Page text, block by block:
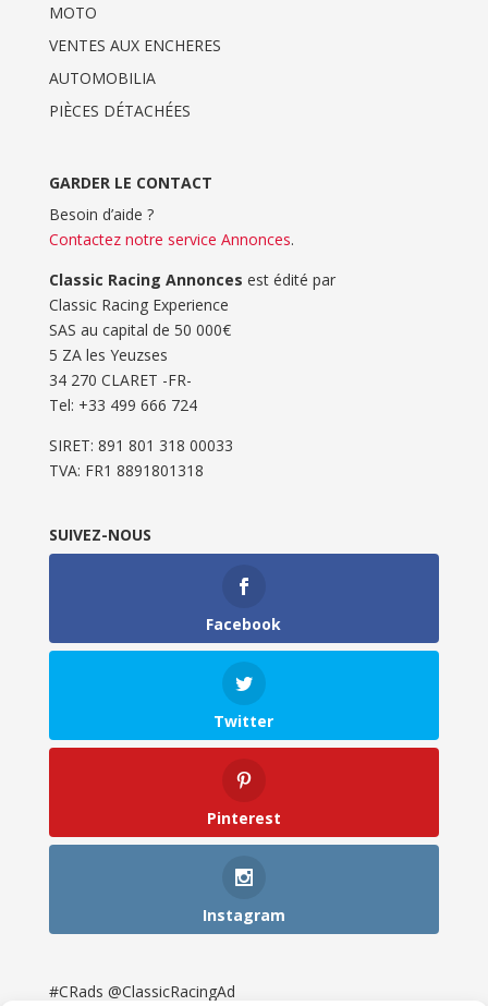
MOTO
VENTES AUX ENCHERES
AUTOMOBILIA
PIÈCES DÉTACHÉES
GARDER LE CONTACT
Besoin d’aide ?
Contactez notre service Annonces.
Classic Racing Annonces est édité par
Classic Racing Experience
SAS au capital de 50 000€
5 ZA les Yeuzses
34 270 CLARET -FR-
Tel: ‭+33 499 666 724‬
SIRET: 891 801 318 00033
TVA: FR1 8891801318
SUIVEZ-NOUS
Facebook
Twitter
Pinterest
Instagram
#CRads @ClassicRacingAd